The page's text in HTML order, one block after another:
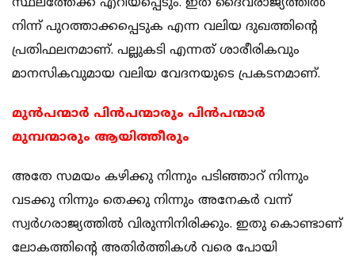
സ്ഥലത്തേക്ക് എറിയപ്പെടും. ഇത് ദൈവരാജ്യത്തില്‍
നിന്ന് പുറത്താക്കപ്പെടുക എന്ന വലിയ ദുഖത്തിന്റെ
പ്രതിഫലനമാണ്. പല്ലുകടി എന്നത് ശാരീരികവും
മാനസികവുമായ വലിയ വേദനയുടെ പ്രകടനമാണ്.
മുന്‍പന്മാര്‍ പിന്‍പന്മാരും പിന്‍പന്മാര്‍
മുമ്പന്മാരും ആയിത്തീരും
അതേ സമയം കഴിക്കു നിന്നും പടിഞ്ഞാറ് നിന്നും
വടക്കു നിന്നും തെക്കു നിന്നും അനേകര്‍ വന്ന്
സ്വര്‍ഗരാജ്യത്തില്‍ വിരുന്നിനിരിക്കും. ഇതു കൊണ്ടാണ്
ലോകത്തിന്റെ അതിര്‍ത്തികള്‍ വരെ പോയി